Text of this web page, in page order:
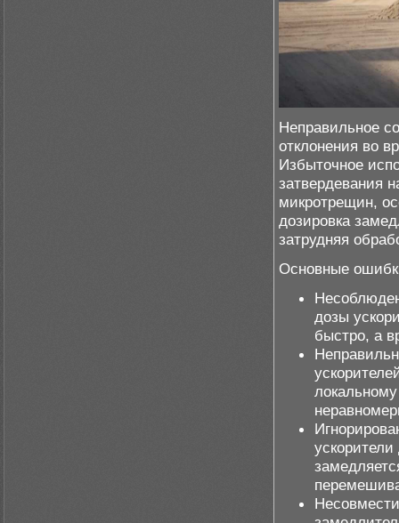
Неправильное
отклонения во
Избыточное
затвердевания
микротрещин,
дозировка
затрудняя
Основные
дозы
быстро, а